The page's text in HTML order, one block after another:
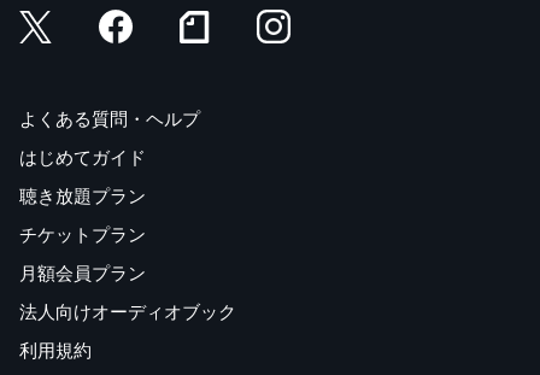
よくある質問・ヘルプ
はじめてガイド
聴き放題プラン
チケットプラン
月額会員プラン
法人向けオーディオブック
利用規約